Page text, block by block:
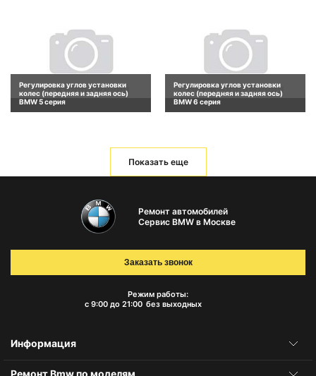
Регулировка углов установки
колес (передняя и задняя ось)
BMW 5 серия
Регулировка углов установки
колес (передняя и задняя ось)
BMW 6 серия
Показать еще
Ремонт автомобилей
Сервис BMW в Москве
Режим работы:
с 9:00 до 21:00 без выходных
Заказать звонок
Информация